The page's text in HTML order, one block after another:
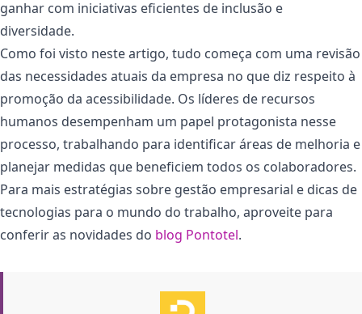
ganhar com iniciativas eficientes de inclusão e
diversidade.
Como foi visto neste artigo, tudo começa com uma revisão
das necessidades atuais da empresa no que diz respeito à
promoção da acessibilidade. Os líderes de recursos
humanos desempenham um papel protagonista nesse
processo, trabalhando para identificar áreas de melhoria e
planejar medidas que beneficiem todos os colaboradores.
Para mais estratégias sobre gestão empresarial e dicas de
tecnologias para o mundo do trabalho, aproveite para
conferir as novidades do blog Pontotel.